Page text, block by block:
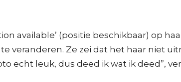
available’ (positie beschikbaar) op
veranderen. Ze zei dat het haar niet
echt leuk, dus deed ik wat ik deed”,